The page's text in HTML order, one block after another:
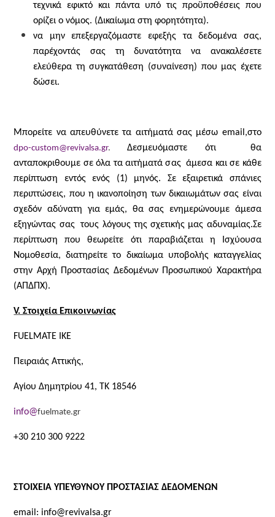
τεχνικά εφικτό και πάντα υπό τις προϋποθέσεις που
ορίζει ο νόμος. (Δικαίωμα στη φορητότητα).
να μην επεξεργαζόμαστε εφεξής τα δεδομένα σας,
παρέχοντάς σας τη δυνατότητα να ανακαλέσετε
ελεύθερα τη συγκατάθεση (συναίνεση) που μας έχετε
δώσει.
Μπορείτε να απευθύνετε τα αιτήματά σας μέσω email ,στο
dpo-custom@revivalsa.gr.Δεσμευόμαστε ότι θα
ανταποκριθουμε σε όλα τα αιτήματά σας άμεσα και σε κάθε
περίπτωση εντός ενός (1) μηνός. Σε εξαιρετικά σπάνιες
περιπτώσεις, που η ικανοποίηση των δικαιωμάτων σας είναι
σχεδόν αδύνατη για εμάς, θα σας ενημερώνουμε άμεσα
εξηγώντας σας τους λόγους της σχετικής μας αδυναμίας.Σε
περίπτωση που θεωρείτε ότι παραβιάζεται η Ισχύουσα
Νομοθεσία, διατηρείτε το δικαίωμα υποβολής καταγγελίας
στην Αρχή Προστασίας Δεδομένων Προσωπικού Χαρακτήρα
(ΑΠΔΠΧ).
V. Στοιχεία Επικοινωνίας
FUELMATE IKE
Πειραιάς Αττικής,
Αγίου Δημητρίου 41, ΤΚ 18546
info@fuelmate.gr
+30 210 300 9222
ΣΤΟΙΧΕΙΑ ΥΠΕΥΘΥΝΟΥ ΠΡΟΣΤΑΣΙΑΣ ΔΕΔΟΜΕΝΩΝ
email: info@revivalsa.gr